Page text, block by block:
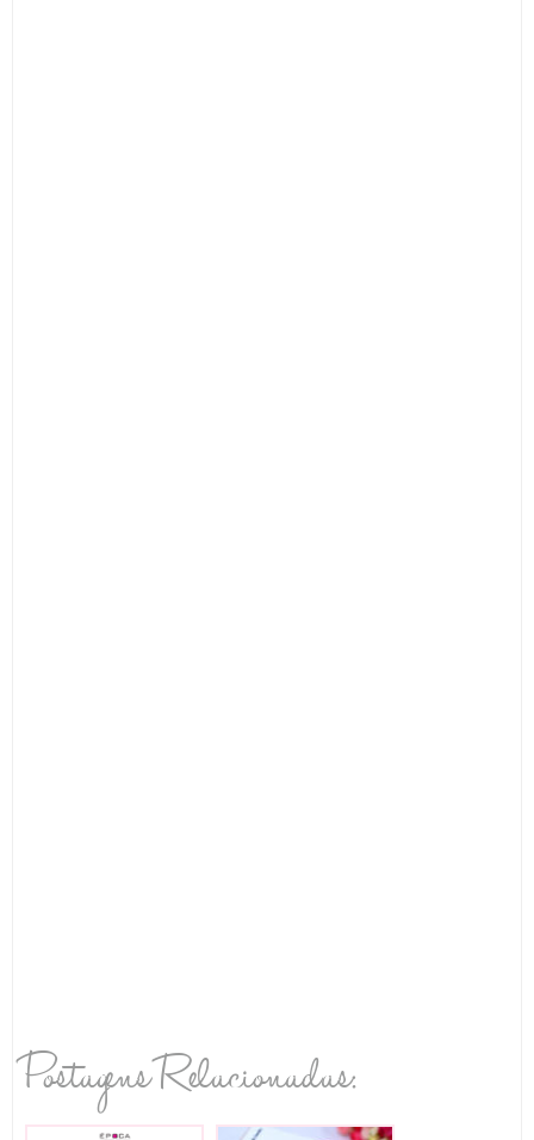
Postagens Relacionadas: